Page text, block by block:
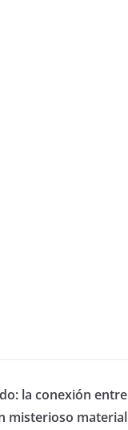
la conexión entre
misterioso material